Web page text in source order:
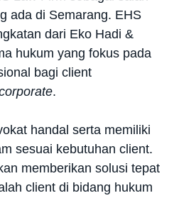
ada di Semarang. EHS
dari Eko Hadi &
hukum yang fokus pada
bagi client
.
handal serta memiliki
sesuai kebutuhan client.
memberikan solusi tepat
client di bidang hukum